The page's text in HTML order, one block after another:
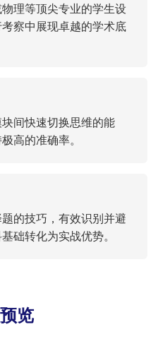
理等顶尖专业的学生设
察中展现卓越的学术底
间快速切换思维的能
高的准确率。
的技巧，有效识别并避
础转化为实战优势。
览